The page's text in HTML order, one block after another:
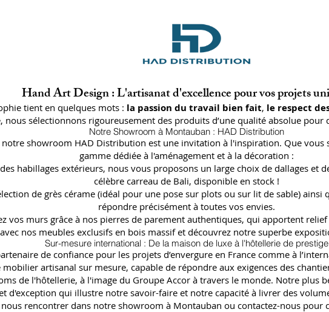
Hand Art Design : L'artisanat d'excellence pour vos projets
tient en quelques mots : la passion du travail bien fait, le respect
nous sélectionnons rigoureusement des produits d’une qualité absolue pour
Notre Showroom à Montauban : HAD Distribution
showroom HAD Distribution est une invitation à l'inspiration. Que
gamme dédiée à l'aménagement et à la décoration :
habillages extérieurs, nous vous proposons un large choix de dallages
célèbre carreau de Bali, disponible en stock !
de grès cérame (idéal pour une pose sur plots ou sur lit de sable)
répondre précisément à toutes vos envies.
vos murs grâce à nos pierres de parement authentiques, qui apportent
nos meubles exclusifs en bois massif et découvrez notre superbe
Sur-mesure international : De la maison de luxe à l'hôtellerie de prestige
de confiance pour les projets d’envergure en France comme à
mobilier artisanal sur mesure, capable de répondre aux exigences des
de l'hôtellerie, à l'image du Groupe Accor à travers le monde. Notre plus
d'exception qui illustre notre savoir-faire et notre capacité à livrer des
rencontrer dans notre showroom à Montauban ou contactez-nous